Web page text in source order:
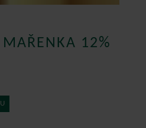
MAŘENKA 12%